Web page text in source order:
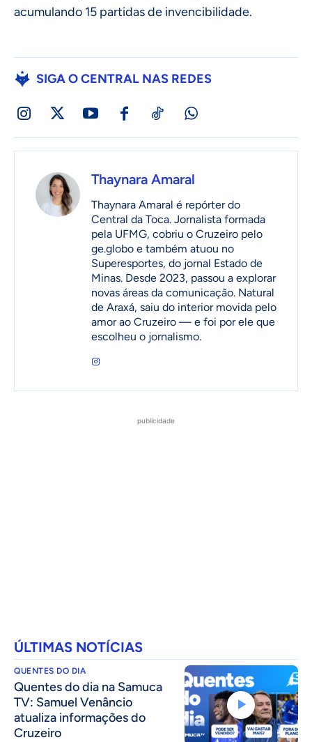
acumulando 15 partidas de invencibilidade.
SIGA O CENTRAL NAS REDES
Thaynara Amaral
Thaynara Amaral é repórter do
Central da Toca. Jornalista formada
pela UFMG, cobriu o Cruzeiro pelo
ge.globo e também atuou no
Superesportes, do jornal Estado de
Minas. Desde 2023, passou a explorar
novas áreas da comunicação. Natural
de Araxá, saiu do interior movida pelo
amor ao Cruzeiro — e foi por ele que
escolheu o jornalismo.
publicidade
ÚLTIMAS NOTÍCIAS
QUENTES DO DIA
Quentes do dia na Samuca
TV: Samuel Venâncio
atualiza informações do
Cruzeiro